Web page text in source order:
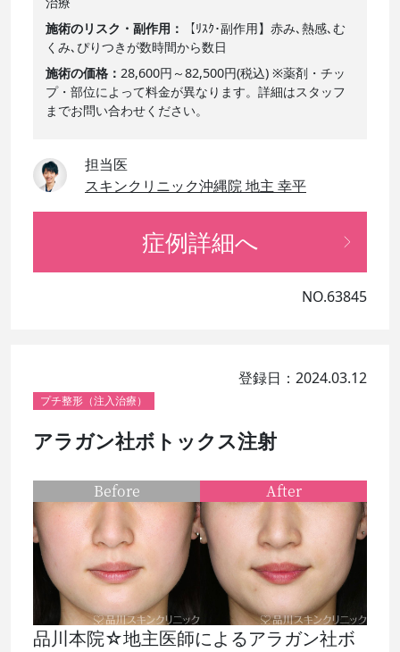
施術のリスク・副作用
【ﾘｽｸ･副作用】赤み､熱感､む
くみ､ぴりつきが数時間から数日
施術の価格
28,600円～82,500円(税込) ※薬剤・チッ
プ・部位によって料金が異なります。詳細はスタッフ
までお問い合わせください。
担当医
スキンクリニック沖縄院 地主 幸平
症例詳細へ
NO.63845
登録日：2024.03.12
プチ整形（注入治療）
アラガン社ボトックス注射
品川本院☆地主医師によるアラガン社ボ
Before After